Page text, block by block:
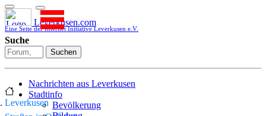
Leverkusen.com
Eine Seite der Internet Initiative Leverkusen e.V.
Suche
Suchen
Nachrichten aus Leverkusen
Stadtinfo
Bevölkerung
Leverkusen